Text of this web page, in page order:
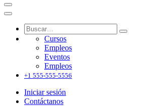
Cursos
Empleos
Eventos
Empleos
+1 555-555-5556
Iniciar sesión
Contáctanos